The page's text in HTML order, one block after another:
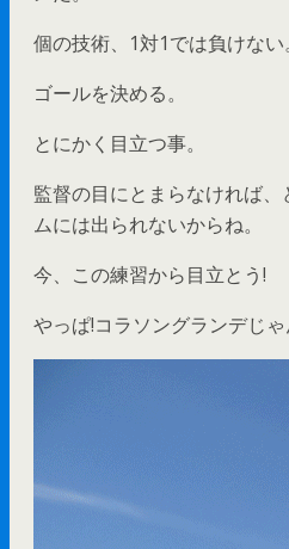
個の技術、1対1では負けない。
ゴールを決める。
とにかく目立つ事。
監督の目にとまらなければ
ムには出られないからね。
今、この練習から目立とう!
やっぱ!コラソングランデじゃ